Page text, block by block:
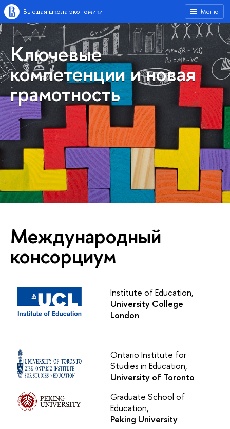
Меню
Высшая школа экономики
Ключевые
компетенции и новая
грамотность
Международный
консорциум
Institute of Education,
University College
London
Ontario Institute for
Studies in Education,
University of Toronto
Graduate School of
Education,
Peking University